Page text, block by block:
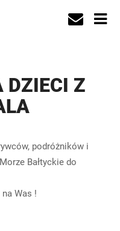
DZIECI Z
podróżników i
Bałtyckie do
Was !